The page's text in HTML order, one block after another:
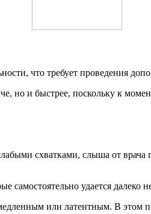
что требует проведения
но и быстрее, поскольку к
схватками, слыша от врача
самостоятельно удается далеко
или латентным. В этом